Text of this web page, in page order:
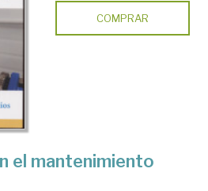
COMPRAR
el mantenimiento